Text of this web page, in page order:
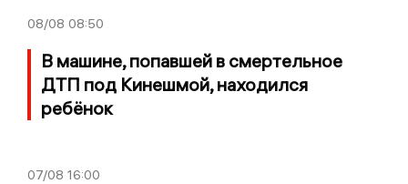
08/08 08:50
В машине, попавшей в смертельное
ДТП под Кинешмой, находился
ребёнок
07/08 16:00